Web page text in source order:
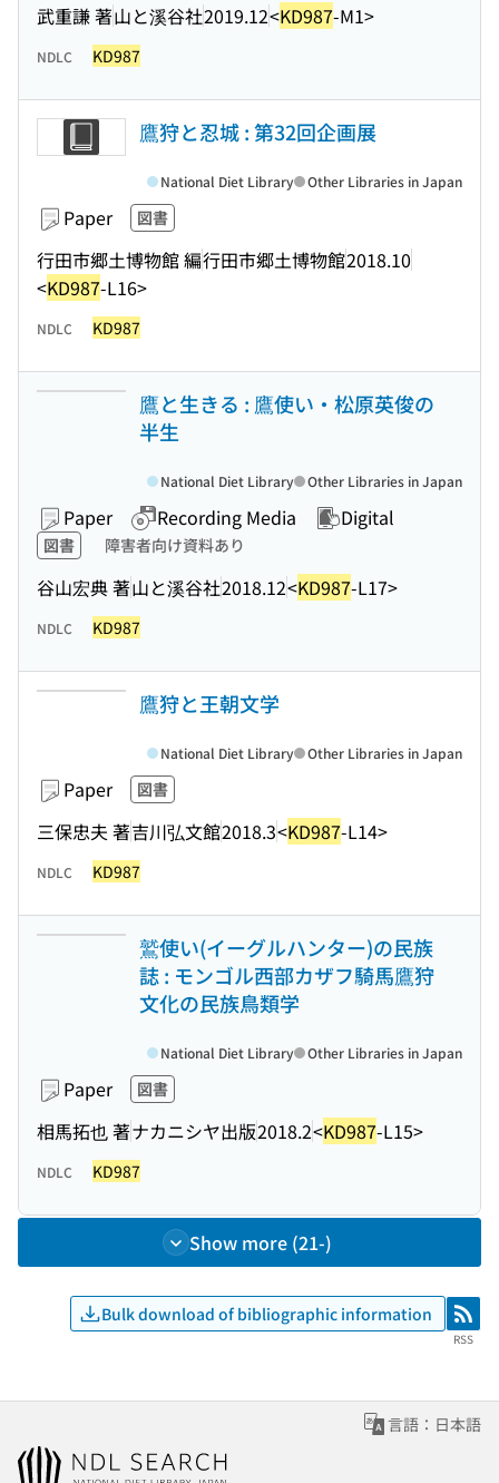
武重謙 著山と溪谷社2019.12<KD987-M1>
NDLC KD987
鷹狩と忍城 : 第32回企画展
Paper 図書
行田市郷土博物館 編行田市郷土博物館2018.10
<KD987-L16>
National Diet Library Other Libraries in Japan
NDLC KD987
鷹と生きる : 鷹使い・松原英俊の
半生
Paper Recording Media Digital
図書 障害者向け資料あり
谷山宏典 著山と溪谷社2018.12<KD987-L17>
National Diet Library Other Libraries in Japan
NDLC KD987
鷹狩と王朝文学
Paper 図書
三保忠夫 著吉川弘文館2018.3<KD987-L14>
National Diet Library Other Libraries in Japan
NDLC KD987
鷲使い(イーグルハンター)の民族
誌 : モンゴル西部カザフ騎馬鷹狩
文化の民族鳥類学
Paper 図書
相馬拓也 著ナカニシヤ出版2018.2<KD987-L15>
National Diet Library Other Libraries in Japan
NDLC KD987
Show more (21-)
Bulk download of bibliographic information RSS
RSS
言語：日本語